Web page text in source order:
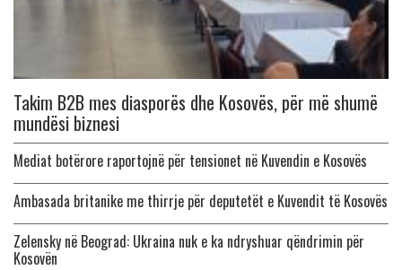
Takim B2B mes diasporës dhe Kosovës, për më shumë
mundësi biznesi
Mediat botërore raportojnë për tensionet në Kuvendin e Kosovës
Ambasada britanike me thirrje për deputetët e Kuvendit të Kosovës
Zelensky në Beograd: Ukraina nuk e ka ndryshuar qëndrimin për
Kosovën